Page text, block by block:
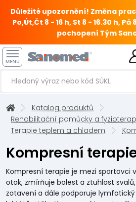
Důležité upozornění! Změna
Po,Út,Čt 8 - 16 h, St 8 - 16.30 h, Pá
pochopení Tým
MENU
Katalog produktů
Rehabilitační pomůcky a
Terapie teplem a chladem
Kompresní
Kompresní terapie je mezi sportovci
otok, zmírňuje bolest a ztuhlost
zotavení a dále podporuje